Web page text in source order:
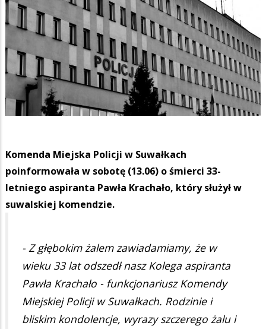
Komenda Miejska Policji w Suwałkach
poinformowała w sobotę (13.06) o śmierci 33-
letniego aspiranta Pawła Krachało, który służył w
suwalskiej komendzie.
- Z głębokim żalem zawiadamiamy, że w
wieku 33 lat odszedł nasz Kolega aspiranta
Pawła Krachało - funkcjonariusz Komendy
Miejskiej Policji w Suwałkach. Rodzinie i
bliskim kondolencje, wyrazy szczerego żalu i